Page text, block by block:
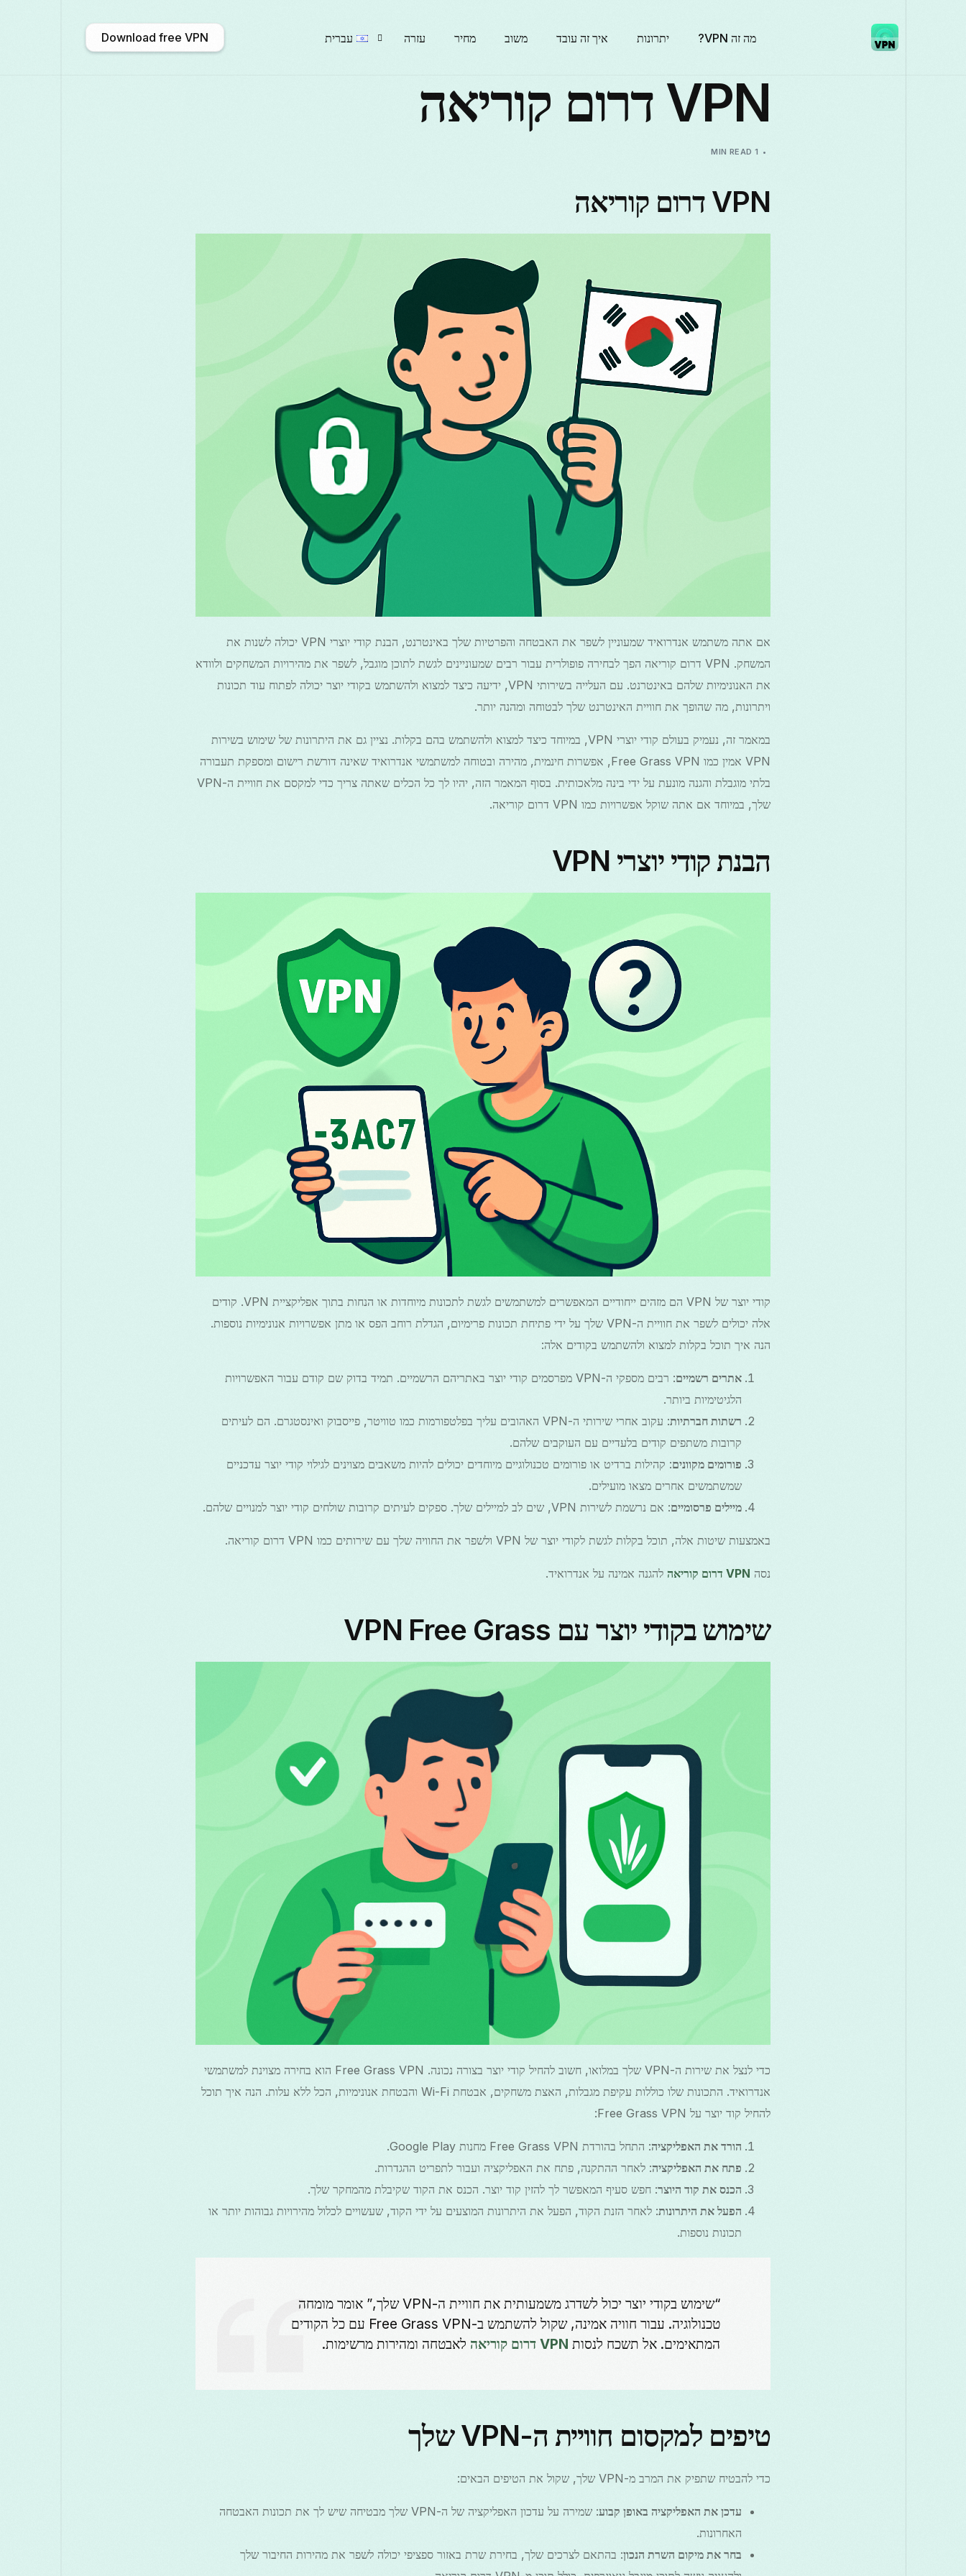
מה זה VPN? יתרונות איך זה עובד משוב מחיר עזרה עברית
తెలుగు
Download free VPN
VPN דרום קוריאה
1 MIN READ
VPN דרום קוריאה
אם אתה משתמש אנדרואיד שמעוניין לשפר את האבטחה והפרטיות שלך באינטרנט, הבנת קודי יוצרי VPN יכולה לשנות את
המשחק. VPN דרום קוריאה הפך לבחירה פופולרית עבור רבים שמעוניינים לגשת לתוכן מוגבל, לשפר את מהירויות המשחקים ולוודא
את האנונימיות שלהם באינטרנט. עם העלייה בשירותי VPN, ידיעה כיצד למצוא ולהשתמש בקודי יוצר יכולה לפתוח עוד תכונות
ויתרונות, מה שהופך את חוויית האינטרנט שלך לבטוחה ומהנה יותר.
במאמר זה, נעמיק בעולם קודי יוצרי VPN, במיוחד כיצד למצוא ולהשתמש בהם בקלות. נציין גם את היתרונות של שימוש בשירות
VPN אמין כמו Free Grass VPN, אפשרות חינמית, מהירה ובטוחה למשתמשי אנדרואיד שאינה דורשת רישום ומספקת תעבורה
בלתי מוגבלת והגנה מונעת על ידי בינה מלאכותית. בסוף המאמר הזה, יהיו לך כל הכלים שאתה צריך כדי למקסם את חוויית ה-VPN
שלך, במיוחד אם אתה שוקל אפשרויות כמו VPN דרום קוריאה.
הבנת קודי יוצרי VPN
קודי יוצר של VPN הם מזהים ייחודיים המאפשרים למשתמשים לגשת לתכונות מיוחדות או הנחות בתוך אפליקציית VPN. קודים
אלה יכולים לשפר את חוויית ה-VPN שלך על ידי פתיחת תכונות פרימיום, הגדלת רוחב הפס או מתן אפשרויות אנונימיות נוספות.
הנה איך תוכל בקלות למצוא ולהשתמש בקודים אלה:
אתרים רשמיים
: רבים מספקי ה-VPN מפרסמים קודי יוצר באתריהם הרשמיים. תמיד בדוק שם קודם עבור האפשרויות
הלגיטימיות ביותר.
רשתות חברתיות
: עקוב אחרי שירותי ה-VPN האהובים עליך בפלטפורמות כמו טוויטר, פייסבוק ואינסטגרם. הם לעיתים
קרובות משתפים קודים בלעדיים עם העוקבים שלהם.
פורומים מקוונים: קהילות ברדיט או פורומים טכנולוגיים מיוחדים יכולים להיות משאבים מצוינים לגילוי קודי יוצר עדכניים
שמשתמשים אחרים מצאו מועילים.
מיילים פרסומיים: אם נרשמת לשירות VPN, שים לב למיילים שלך. ספקים לעיתים קרובות שולחים קודי יוצר למנויים שלהם.
באמצעות שיטות אלה, תוכל בקלות לגשת לקודי יוצר של VPN ולשפר את החוויה שלך עם שירותים כמו VPN דרום קוריאה.
נסה VPN דרום קוריאה להגנה אמינה על אנדרואיד.
שימוש בקודי יוצר עם VPN Free Grass
כדי לנצל את שירות ה-VPN שלך במלואו, חשוב להחיל קודי יוצר בצורה נכונה. Free Grass VPN הוא בחירה מצוינת למשתמשי
אנדרואיד. התכונות שלו כוללות עקיפת מגבלות, האצת משחקים, אבטחת Wi-Fi והבטחת אנונימיות, הכל ללא עלות. הנה איך תוכל
להחיל קוד יוצר על Free Grass VPN:
הורד את האפליקציה: התחל בהורדת Free Grass VPN מחנות Google Play.
פתח את האפליקציה: לאחר ההתקנה, פתח את האפליקציה ועבור לתפריט ההגדרות.
הכנס את קוד היוצר: חפש סעיף המאפשר לך להזין קוד יוצר. הכנס את הקוד שקיבלת מהמחקר שלך.
הפעל את היתרונות: לאחר הזנת הקוד, הפעל את היתרונות המוצעים על ידי הקוד, שעשויים לכלול מהירויות גבוהות יותר או
תכונות נוספות.
“שימוש בקודי יוצר יכול לשדרג משמעותית את חוויית ה-VPN שלך,” אומר מומחה
טכנולוגיה. עבור חוויה אמינה, שקול להשתמש ב-Free Grass VPN עם כל הקודים
המתאימים. אל תשכח לנסות VPN דרום קוריאה לאבטחה ומהירות מרשימות.
טיפים למקסום חוויית ה-VPN שלך
כדי להבטיח שתפיק את המרב מ-VPN שלך, שקול את הטיפים הבאים:
עדכן את האפליקציה באופן קבוע
: שמירה על עדכון האפליקציה של ה-VPN שלך מבטיחה שיש לך את תכונות האבטחה
האחרונות.
בחר את מיקום השרת הנכון: בהתאם לצרכים שלך, בחירת שרת באזור ספציפי יכולה לשפר את מהירות החיבור שלך